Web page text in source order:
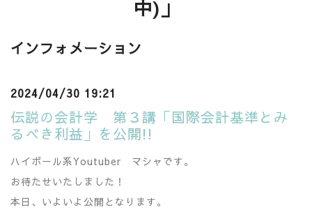
中)」
インフォメーション
2024/04/30 19:21
伝説の会計学 第３講「国際会計基準とみ
るべき利益」を公開!!
ハイボール系Youtuber マシャです。
お待たせいたしました！
本日、いよいよ公開となります。